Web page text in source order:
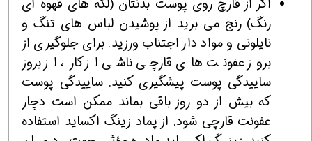
اگر از قارچ روی پوست بدنتان (لکه های قهوه ای
رنگ) رنج می برید از پوشیدن لباس های تنگ و
نایلونی و مواد دار اجتناب ورزید. برای جلوگیری از
بروز عفونت های قارچی ناشی از کار، از بروز
ساییدگی پوست پیشگیری کنید. ساییدگی پوست
که بیش از دو روز باقی بماند ممکن است دچار
عفونت قارچی شود. از پماد زینگ اکساید استفاده